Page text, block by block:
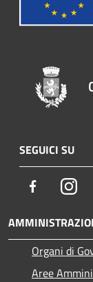
SEGUICI SU
Facebook
Organi di
Aree